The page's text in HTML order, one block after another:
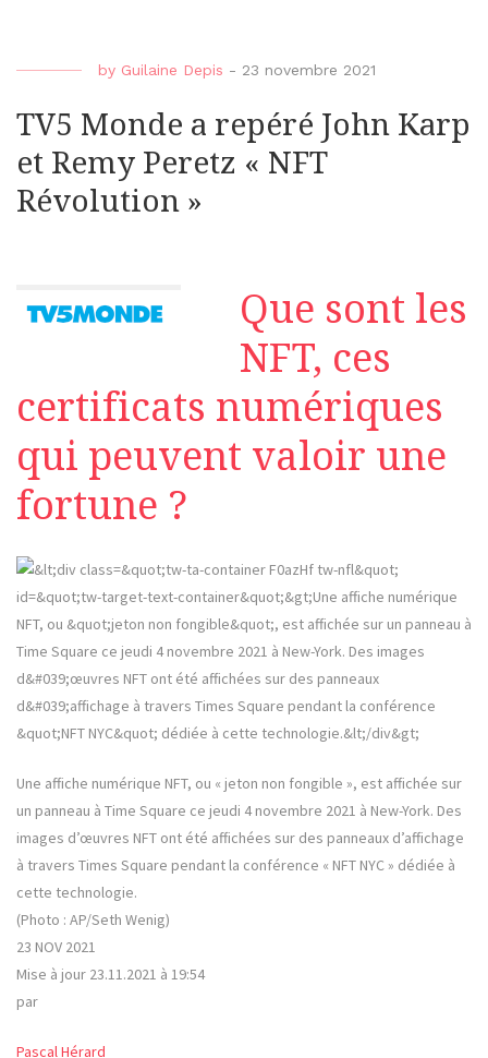
by Guilaine Depis - 23 novembre 2021
TV5 Monde a repéré John Karp
et Remy Peretz « NFT
Révolution »
Que sont les
NFT, ces
certificats numériques
qui peuvent valoir une
fortune ?
Une affiche numérique NFT, ou « jeton non fongible », est affichée sur
un panneau à Time Square ce jeudi 4 novembre 2021 à New-York. Des
images d’œuvres NFT ont été affichées sur des panneaux d’affichage
à travers Times Square pendant la conférence « NFT NYC » dédiée à
cette technologie.
(Photo : AP/Seth Wenig)
23 NOV 2021
Mise à jour 23.11.2021 à 19:54
par
Pascal Hérard